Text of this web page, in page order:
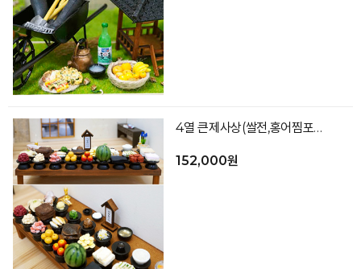
4열 큰제사상(쌀전,홍어찜포함)
152,000원